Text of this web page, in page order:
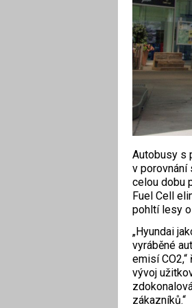
Autobusy s
v porovnání
celou dobu
Fuel Cell
pohltí lesy
„Hyundai
vyráběné
emisí
vývoj
zákazníků.“